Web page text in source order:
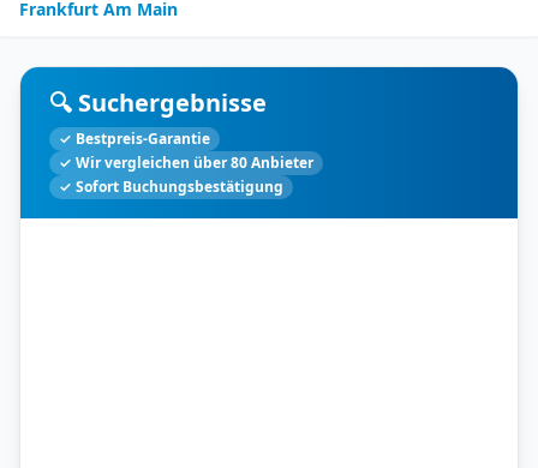
Frankfurt Am Main
🔍 Suchergebnisse
✓ Bestpreis-Garantie
✓ Wir vergleichen über 80 Anbieter
✓ Sofort Buchungsbestätigung